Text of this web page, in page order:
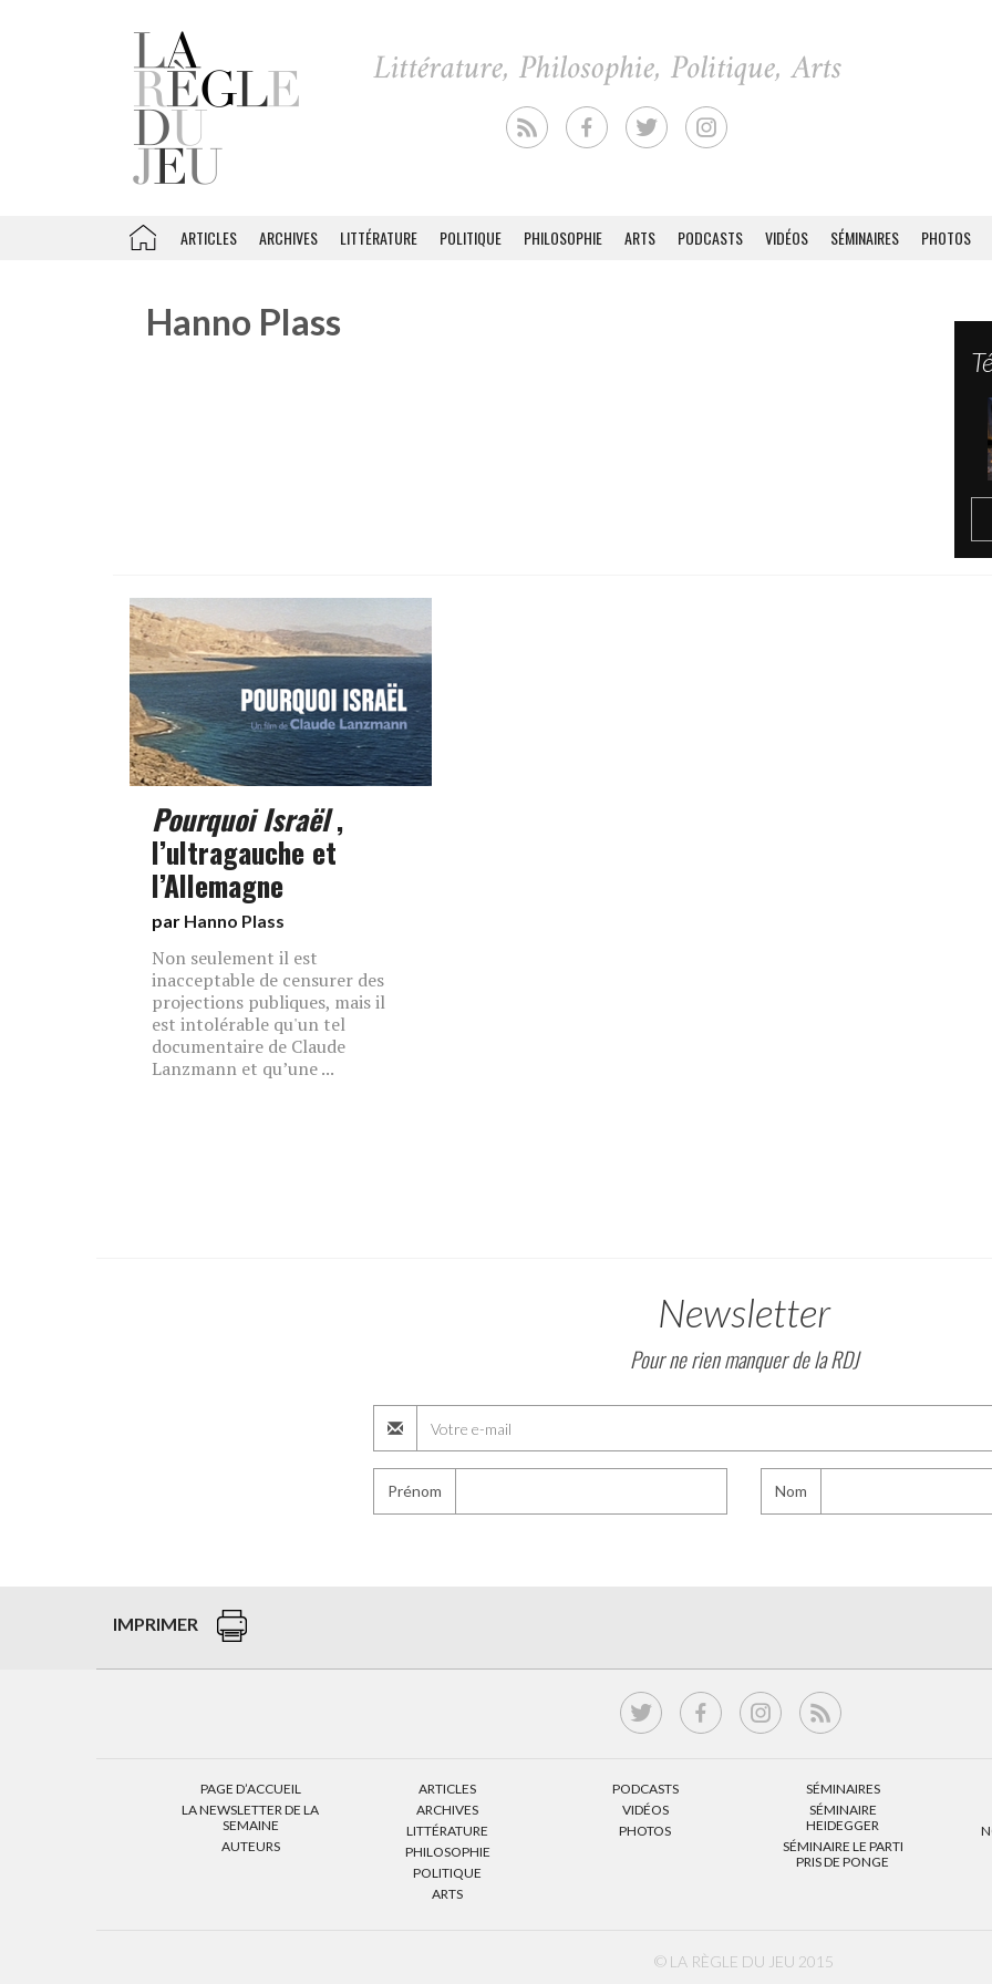
ARTICLES ARCHIVES LITTÉRATURE POLITIQUE PHILOSOPHIE ARTS PODCASTS VIDÉOS SÉMINAIRES PHOTOS
Hanno Plass
Pourquoi Israël,
l’ultragauche et
l’Allemagne
par Hanno Plass
Non seulement il est
inacceptable de censurer des
projections publiques, mais il
est intolérable qu'un tel
documentaire de Claude
Lanzmann et qu’une ...
Newsletter
Pour ne rien manquer de la RDJ
Prénom Nom
IMPRIMER
PAGE D’ACCUEIL
LA NEWSLETTER DE LA
SEMAINE
AUTEURS
ARTICLES
ARCHIVES
LITTÉRATURE
PHILOSOPHIE
POLITIQUE
ARTS
PODCASTS
VIDÉOS
PHOTOS
SÉMINAIRES
SÉMINAIRE
HEIDEGGER
SÉMINAIRE LE PARTI
PRIS DE PONGE
© LA RÈGLE DU JEU 2015